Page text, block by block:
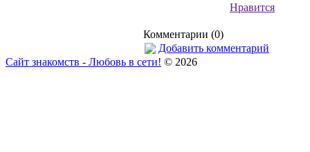
Нравится
Комментарии (0)
Добавить комментарий
Сайт знакомств - Любовь в сети! © 2026